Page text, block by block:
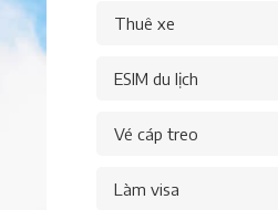
Thuê xe
ESIM du lịch
Vé cáp treo
Làm visa